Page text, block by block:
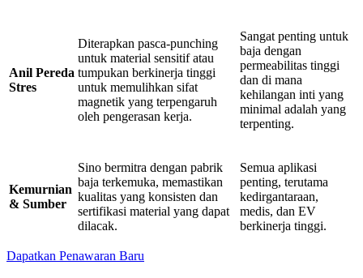
Anil Pereda
Stres
Diterapkan pasca-punching
untuk material sensitif atau
tumpukan berkinerja tinggi
untuk memulihkan sifat
magnetik yang terpengaruh
oleh pengerasan kerja.
Sangat penting untuk
baja dengan
permeabilitas tinggi
dan di mana
kehilangan inti yang
minimal adalah yang
terpenting.
Kemurnian
& Sumber
Sino bermitra dengan pabrik
baja terkemuka, memastikan
kualitas yang konsisten dan
sertifikasi material yang dapat
dilacak.
Semua aplikasi
penting, terutama
kedirgantaraan,
medis, dan EV
berkinerja tinggi.
Dapatkan Penawaran Baru